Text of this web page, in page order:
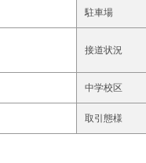
駐車場
接道状況
中学校区
取引態様